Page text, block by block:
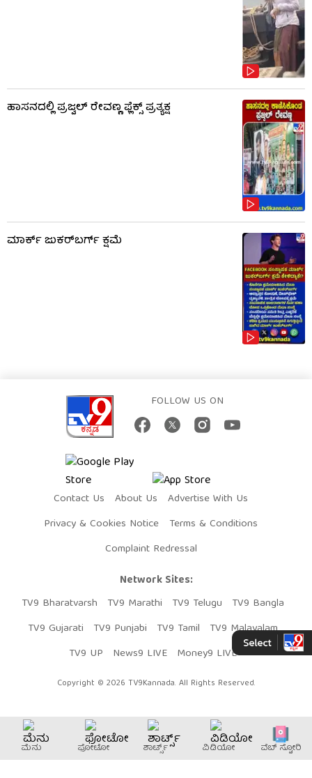
ಹಾಸನದಲ್ಲಿ ಪ್ರಜ್ವಲ್ ರೇವಣ್ಣ ಫ್ಲೆಕ್ಸ್ ಪ್ರತ್ಯಕ್ಷ
ಮಾರ್ಕ್ ಜುಕರ್‌ಬರ್ಗ್ ಕ್ಷಮೆ
FOLLOW US ON
Contact Us About Us
Advertise With Us
Privacy & Cookies Notice
Terms & Conditions
Complaint Redressal
Network Sites:
TV9 Bharatvarsh
TV9 Marathi TV9 Telugu
TV9 Bangla
TV9 Gujarati
TV9 Punjabi TV9 Tamil
TV9 Malayalam
TV9 UP
News9 LIVE Money9 LIVE
Copyright © 2026 TV9Kannada. All Rights Reserved.
ಮೆನು ಫೋಟೋ ಶಾರ್ಟ್ಸ್ ವಿಡಿಯೋ ವೆಬ್​ ಸ್ಟೋರಿ